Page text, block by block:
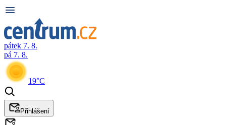
pátek 7. 8.
pá 7. 8.
19°C
Přihlášení